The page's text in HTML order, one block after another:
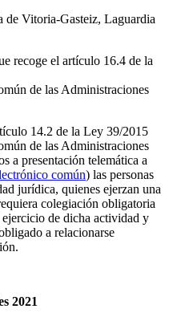
de Vitoria-Gasteiz, Laguardia
recoge el artículo 16.4 de la
de las Administraciones
14.2 de la Ley 39/2015
de las Administraciones
a presentación telemática a
común) las personas
jurídica, quienes ejerzan una
colegiación obligatoria
de dicha actividad y
a relacionarse
2021